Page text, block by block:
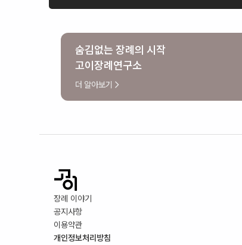
숨김없는 장례의 시작
고이장례연구소
더 알아보기
장례 이야기
공지사항
이용약관
개인정보처리방침